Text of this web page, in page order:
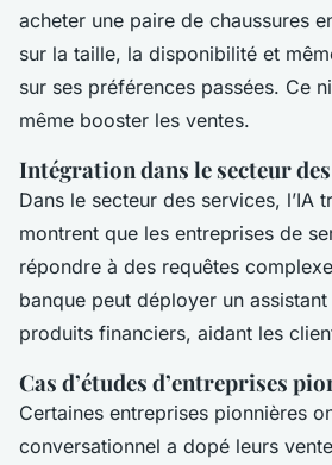
acheter une paire de chaussures
sur la taille, la disponibilité et
sur ses préférences passées. Ce
même booster les ventes.
Intégration dans le secteur
Dans le secteur des services, l’IA
montrent que les entreprises de
répondre à des requêtes
banque peut déployer un
produits financiers, aidant les
Cas d’études d’entreprises
Certaines entreprises pionnières
conversationnel a dopé leurs